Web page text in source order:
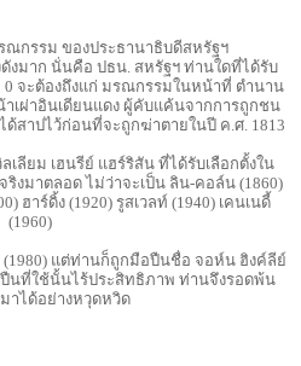
ณกรรม ของประธานาธิบดีสหรัฐฯ
งมาก นั่นคือ ปธน. สหรัฐฯ ท่านใดที่ได้รับ
0 จะต้องถึงแก่ มรณกรรมในหน้าที่ ตํานาน
เผ่าอินเดียนแดง ผู้คับแค้นจากการถูกชน
ด้สาปไว้ก่อนที่จะถูกฆ่าตายในปี ค.ศ. 1813
ลียม เฮนรีย์ แฮร์ริสัน ที่ได้รับเลือกตั้งใน
งมาตลอด ไม่ว่าจะเป็น ลิน-คอล์น (1860)
ฮาร์ดิ้ง (1920) รูสเวลท์ (1940) เคนเนดี้
(1960)
(1980) แต่ท่านก็ถูกมือปืนชื่อ จอห์น ฮิงค์ลีย์
ปืนที่ใช้นั้นไร้ประสิทธิภาพ ท่านจึงรอดพ้น
าได้อย่างหวุดหวิด